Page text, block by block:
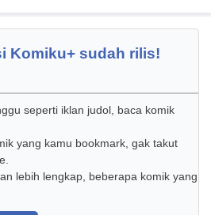
Komiku+ sudah rilis!
seperti iklan judol, baca komik
yang kamu bookmark, gak takut
lebih lengkap, beberapa komik yang